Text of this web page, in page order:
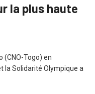
la plus haute
(CNO-Togo) en
la Solidarité Olympique a